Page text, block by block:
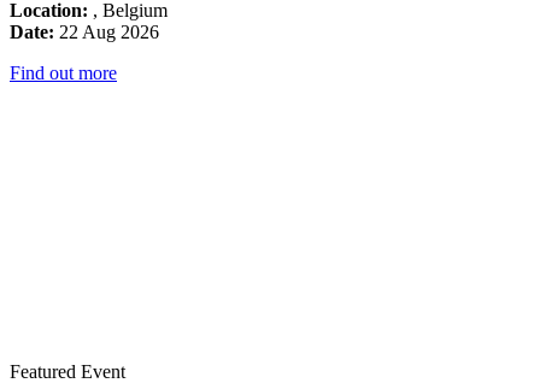
Location: , Belgium
Date: 22 Aug 2026
Find out more
Featured Event